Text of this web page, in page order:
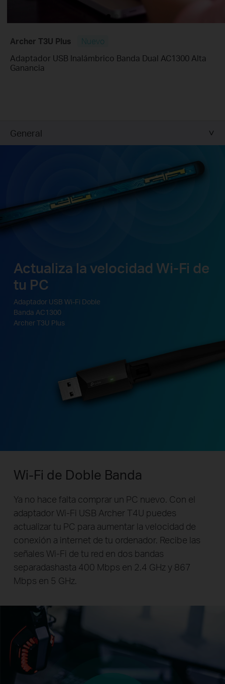
Archer T3U Plus
Nuevo
Adaptador USB Inalámbrico Banda Dual AC1300 Alta
Ganancia
General
Actualiza la velocidad Wi-Fi de
tu PC
Adaptador USB Wi-Fi Doble
Banda AC1300
Archer T3U Plus
Wi-Fi de Doble Banda
Ya no hace falta comprar un PC nuevo. Con el
adaptador Wi-Fi USB Archer T4U puedes
actualizar tu PC para aumentar la velocidad de
conexión a internet de tu ordenador. Recibe las
señales Wi-Fi de tu red en dos bandas
separadashasta 400 Mbps en 2.4 GHz y 867
Mbps en 5 GHz.